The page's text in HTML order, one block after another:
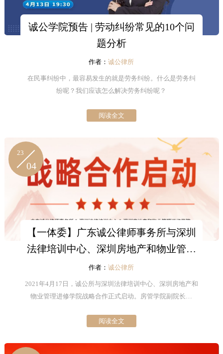
诚公学院预告 | 劳动纠纷常见的10个问
题分析
作者：诚公律所
在民事纠纷中，最容易发生的就是劳务纠纷。什么是劳务纠
纷呢？我们应该怎么解决劳务纠纷呢？
阅读全文
23
04
【一体委】广东诚公律师事务所与深圳
法律培训中心、深圳房地产和物业管理
进修学院战略合作启动
作者：诚公律所
2021年4月17日，诚公所与深圳法律培训中心、深圳房地产和
物业管理进修学院战略合作正式启动。房管学院副院长林
授罗洋、诚公所权益合伙人暨董事、法培中心及房管学院客
事务部成员林越策参与了合作签约仪式，致力实现共建共
阅读全文